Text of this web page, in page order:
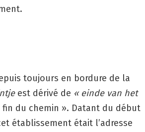
toujours en bordure de la
est dérivé de « einde van het
du chemin ». Datant du début
établissement était l’adresse